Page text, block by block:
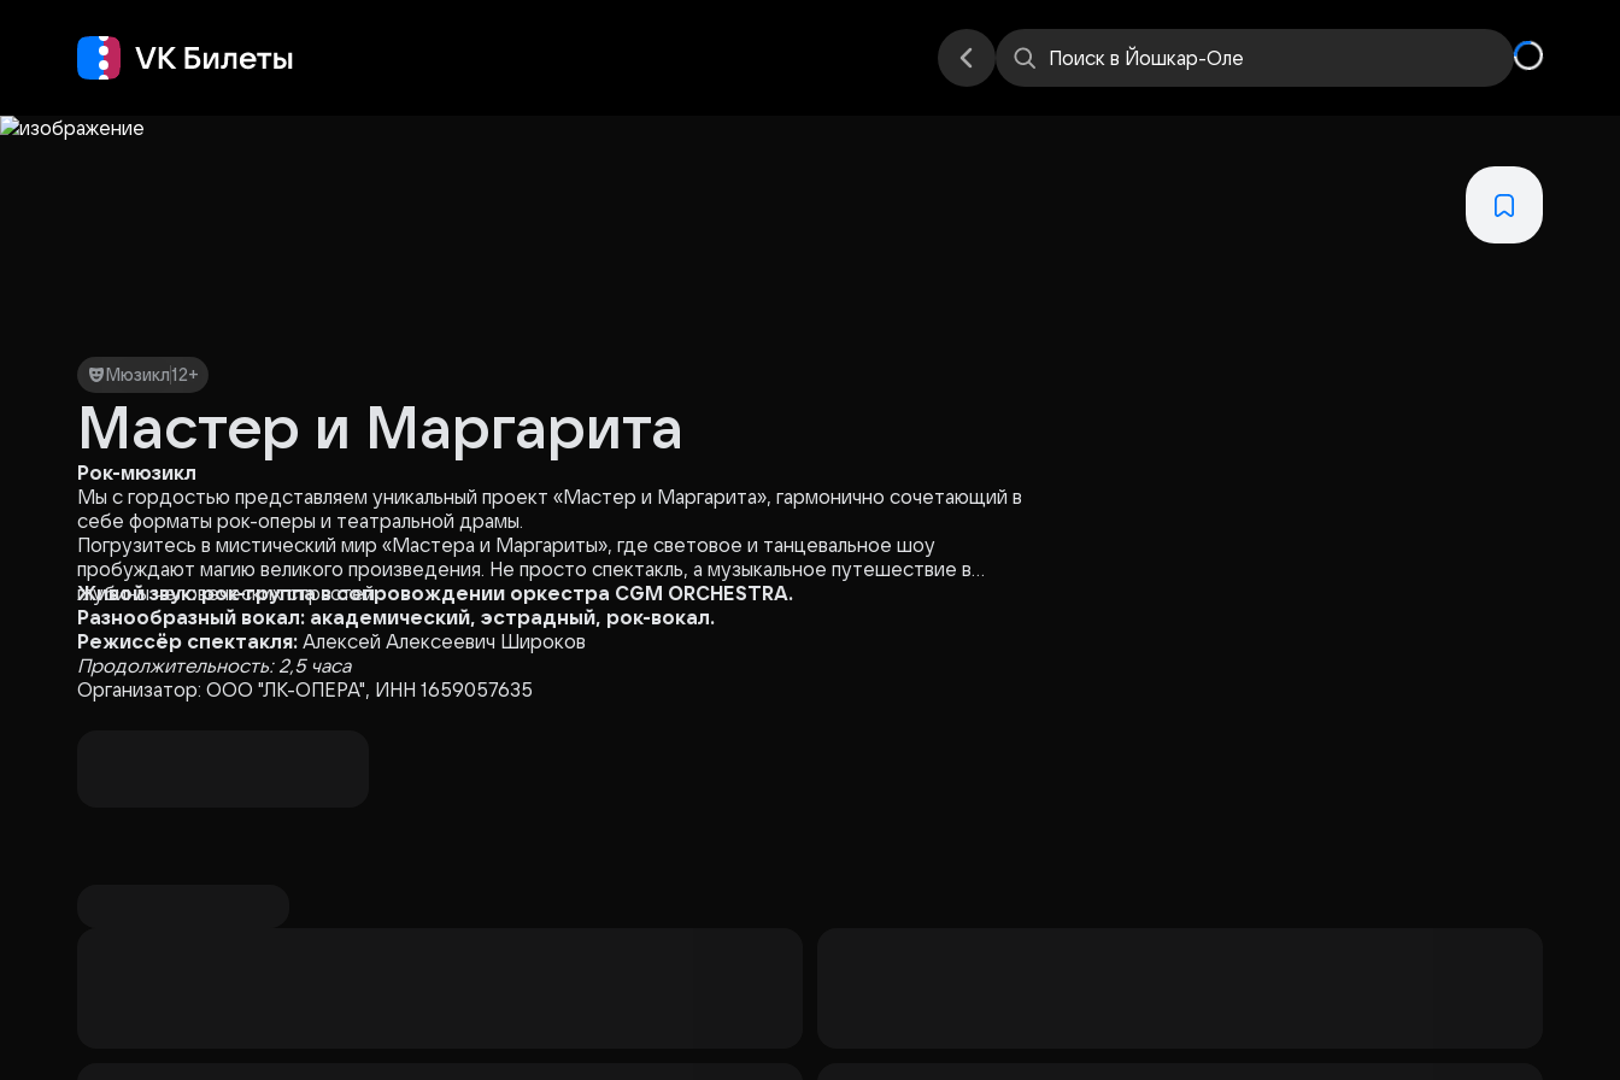
Поиск в Йошкар-Оле
Мюзикл12+
Мастер и Маргарита
Рок-мюзикл
Мы с гордостью представляем уникальный проект «Мастер и Маргарита», гармонично сочетающий в
себе форматы рок-оперы и театральной драмы.
Погрузитесь в мистический мир «Мастера и Маргариты», где световое и танцевальное шоу
пробуждают магию великого произведения. Не просто спектакль, а музыкальное путешествие в
глубины человеческих страстей.
Живой звук: рок-группа в сопровождении оркестра CGM ORCHESTRA.
Разнообразный вокал: академический, эстрадный, рок-вокал.
Режиссёр спектакля: Алексей Алексеевич Широков
Продолжительность: 2,5 часа
Организатор: ООО "ЛК-ОПЕРА", ИНН 1659057635